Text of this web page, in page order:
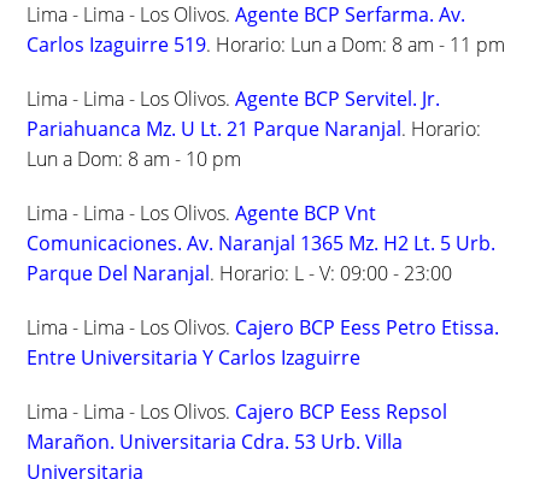
Lima - Lima - Los Olivos.Agente BCP Serfarma. Av.
Carlos Izaguirre 519. Horario: Lun a Dom: 8 am - 11 pm
Lima - Lima - Los Olivos.Agente BCP Servitel. Jr.
Pariahuanca Mz. U Lt. 21 Parque Naranjal. Horario:
Lun a Dom: 8 am - 10 pm
Lima - Lima - Los Olivos.Agente BCP Vnt
Comunicaciones. Av. Naranjal 1365 Mz. H2 Lt. 5 Urb.
Parque Del Naranjal. Horario: L - V: 09:00 - 23:00
Lima - Lima - Los Olivos. Cajero BCP Eess Petro Etissa.
Entre Universitaria Y Carlos Izaguirre
Lima - Lima - Los Olivos. Cajero BCP Eess Repsol
Marañon. Universitaria Cdra. 53 Urb. Villa
Universitaria